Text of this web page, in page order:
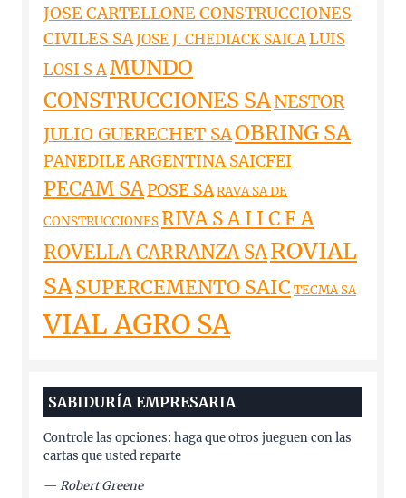
JOSE CARTELLONE CONSTRUCCIONES
CIVILES SAJOSE J. CHEDIACK SAICALUIS
LOSI S AMUNDO
CONSTRUCCIONES SANESTOR
JULIO GUERECHET SAOBRING SA
PANEDILE ARGENTINA SAICFEI
PECAM SAPOSE SARAVA SA DE
CONSTRUCCIONES RIVA S A I I C F A
ROVELLA CARRANZA SAROVIAL
SASUPERCEMENTO SAIC TECMA SA
VIAL AGRO SA
SABIDURÍA EMPRESARIA
Controle las opciones: haga que otros jueguen con las
cartas que usted reparte
— Robert Greene